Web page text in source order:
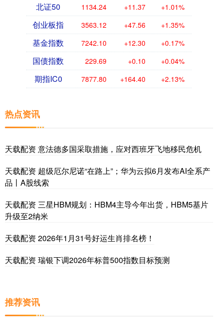
北证50 1134.24 +11.37 +1.01%
创业板指 3563.12 +47.56 +1.35%
基金指数 7242.10 +12.30 +0.17%
国债指数 229.69 +0.10 +0.04%
期指IC0 7877.80 +164.40 +2.13%
热点资讯
天载配资 意法德多国采取措施，应对西班牙飞地移民危机
天载配资 超级厄尔尼诺“在路上”；华为云拟6月发布AI全系产
品丨A股线索
天载配资 三星HBM规划：HBM4主导今年出货，HBM5基片
升级至2纳米
天载配资 2026年1月31号好运生肖排名榜！
天载配资 瑞银下调2026年标普500指数目标预测
推荐资讯